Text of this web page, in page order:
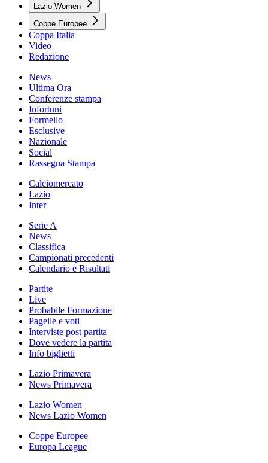
Lazio Women
Coppe Europee
Coppa Italia
Video
Redazione
News
Ultima Ora
Conferenze stampa
Infortuni
Formello
Esclusive
Nazionale
Social
Rassegna Stampa
Calciomercato
Lazio
Inter
Serie A
News
Classifica
Campionati precedenti
Calendario e Risultati
Partite
Live
Probabile Formazione
Pagelle e voti
Interviste post partita
Dove vedere la partita
Info biglietti
Lazio Primavera
News Primavera
Lazio Women
News Lazio Women
Coppe Europee
Europa League